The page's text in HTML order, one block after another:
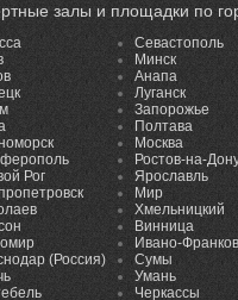
залы и площадки по
Рог
(Россия)
Севастополь
Минск
Анапа
Луганск
Запорожье
Полтава
Москва
Ростов-на-
Ярославль
Мир
Хмельницкий
Винница
Ивано-
Сумы
Умань
Черкассы